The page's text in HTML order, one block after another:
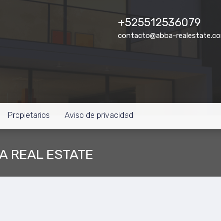
+525512536079
contacto@abba-
Propietarios Aviso de privacidad
ESTATE